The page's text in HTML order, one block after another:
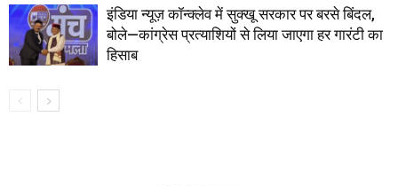
इंडिया न्यूज़ कॉन्क्लेव में सुक्खू सरकार पर बरसे बिंदल,
बोले—कांग्रेस प्रत्याशियों से लिया जाएगा हर गारंटी का
हिसाब